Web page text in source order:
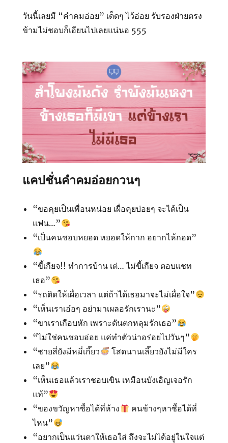
วันนี้เลยมี “คำคมอ่อย” เด็ดๆ ไว้อ่อย รับรองฝ่ายตรง
ข้ามไม่ชอบก็เอียนไปเลยแน่นอ 555
แคปชั่นคำคมอ่อยกวนๆ
“ขอคุยเป็นเพื่อนหน่อย เผื่อคุยบ่อยๆ จะได้เป็น
แฟน…”
“เป็นคนชอบหยอด หยอดให้กาก อยากไห้กอด”
“ขี้เกียจ!! ทำการบ้าน เต่… ไม่ขี้เกียจ ตอบเเชท
เธอ”
“รถติดให้เผื่อเวลา แต่ถ้าได้เธอมาจะไม่เผื่อใจ”
“เห็นเราเอ๋อๆ อย่ามาเผลอรักเรานะ”
“ขาเราเกือบหัก เพราะดันตกหลุมรักเธอ”
“ไม่ใช่คนชอบอ่อย แค่ทำตัวน่าอร่อยไปวันๆ”
“ชายสี่ยังมีหมี่เกี๊ยว
โสดนานเลี๊ยวยังไม่มีใคร
เลย”
“เห็นเธอแล้วเราชอบเขิน เหมือนบังเอิญเจอรัก
แท้”
“ของขวัญหาซื้อได้ที่ห้าง
คนข้างๆหาซื้อได้ที่
ไหน”
“อยากเป็นแว่นตาให้เธอใส่ ถึงจะไม่ได้อยู่ในใจแต่